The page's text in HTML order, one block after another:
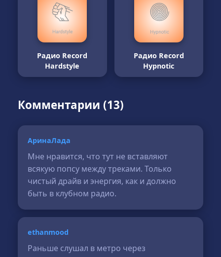
Радио Record
Hardstyle
Радио Record
Hypnotic
Комментарии (13)
АринаЛада
Мне нравится, что тут не вставляют
всякую попсу между треками. Только
чистый драйв и энергия, как и должно
быть в клубном радио.
ethanmood
Раньше слушал в метро через